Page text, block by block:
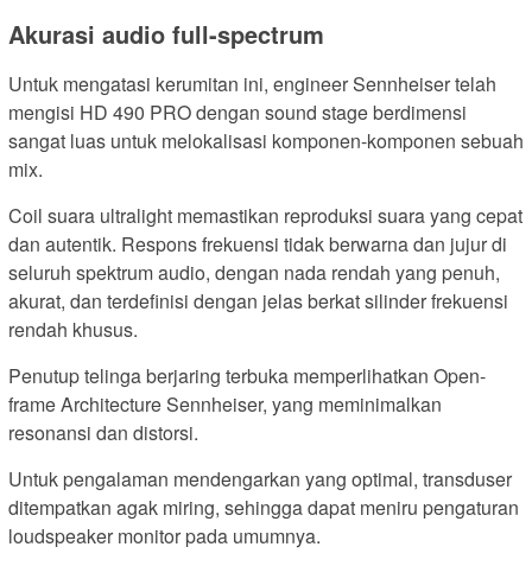
Akurasi audio full-spectrum
Untuk mengatasi kerumitan ini, engineer Sennheiser telah
mengisi HD 490 PRO dengan sound stage berdimensi
sangat luas untuk melokalisasi komponen-komponen sebuah
mix.
Coil suara ultralight memastikan reproduksi suara yang cepat
dan autentik. Respons frekuensi tidak berwarna dan jujur di
seluruh spektrum audio, dengan nada rendah yang penuh,
akurat, dan terdefinisi dengan jelas berkat silinder frekuensi
rendah khusus.
Penutup telinga berjaring terbuka memperlihatkan Open-
frame Architecture Sennheiser, yang meminimalkan
resonansi dan distorsi.
Untuk pengalaman mendengarkan yang optimal, transduser
ditempatkan agak miring, sehingga dapat meniru pengaturan
loudspeaker monitor pada umumnya.